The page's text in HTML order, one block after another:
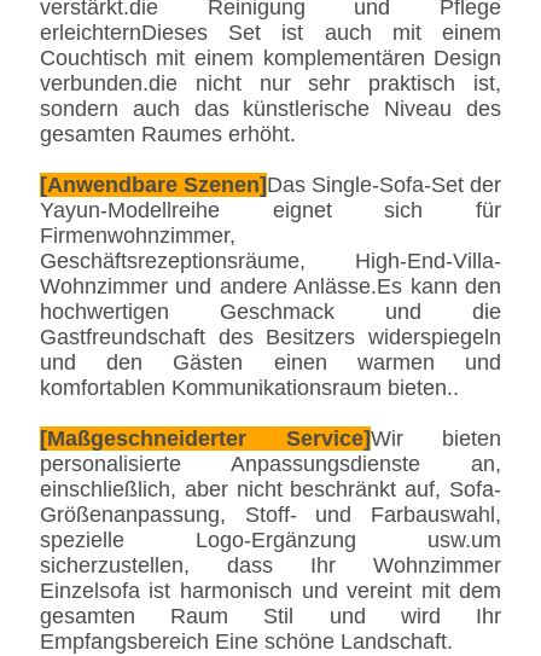
verstärkt.die Reinigung und Pflege
erleichternDieses Set ist auch mit einem
Couchtisch mit einem komplementären Design
verbunden.die nicht nur sehr praktisch ist,
sondern auch das künstlerische Niveau des
gesamten Raumes erhöht.
[Anwendbare Szenen] Das Single-Sofa-Set der
Yayun-Modellreihe eignet sich für
Firmenwohnzimmer,
Geschäftsrezeptionsräume, High-End-Villa-
Wohnzimmer und andere Anlässe.Es kann den
hochwertigen Geschmack und die
Gastfreundschaft des Besitzers widerspiegeln
und den Gästen einen warmen und
komfortablen Kommunikationsraum bieten..
[Maßgeschneiderter Service]Wir bieten
personalisierte Anpassungsdienste an,
einschließlich, aber nicht beschränkt auf, Sofa-
Größenanpassung, Stoff- und Farbauswahl,
spezielle Logo-Ergänzung usw.um
sicherzustellen, dass Ihr Wohnzimmer
Einzelsofa ist harmonisch und vereint mit dem
gesamten Raum Stil und wird Ihr
Empfangsbereich Eine schöne Landschaft.